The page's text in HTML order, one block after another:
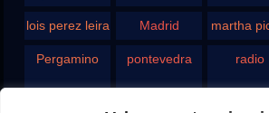
lois perez leira Madrid martha
Pergamino pontevedra radio